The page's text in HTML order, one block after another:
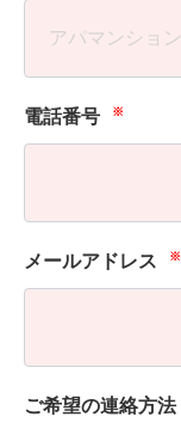
電話番号 ※
メールアドレス ※
ご希望の連絡方法